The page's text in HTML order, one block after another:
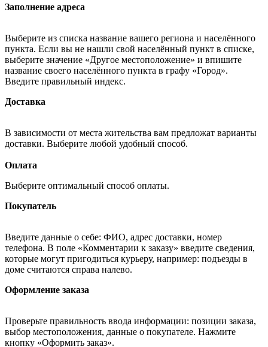
Заполнение адреса
Выберите из списка название вашего региона и населённого
пункта. Если вы не нашли свой населённый пункт в списке,
выберите значение «Другое местоположение» и впишите
название своего населённого пункта в графу «Город».
Введите правильный индекс.
Доставка
В зависимости от места жительства вам предложат варианты
доставки. Выберите любой удобный способ.
Оплата
Выберите оптимальный способ оплаты.
Покупатель
Введите данные о себе: ФИО, адрес доставки, номер
телефона. В поле «Комментарии к заказу» введите сведения,
которые могут пригодиться курьеру, например: подъезды в
доме считаются справа налево.
Оформление заказа
Проверьте правильность ввода информации: позиции заказа,
выбор местоположения, данные о покупателе. Нажмите
кнопку «Оформить заказ».